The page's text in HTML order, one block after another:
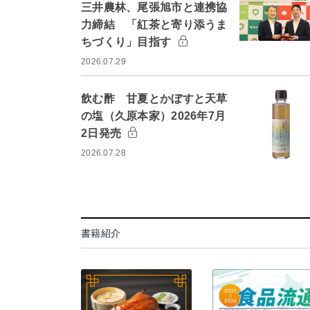
三井農林、尾張旭市と連携協
力締結 「紅茶と寄り添うま
ちづくり」目指す
2026.07.29
飲む酢 甘夏とかぼすと天草
の塩（久原本家）2026年7月
2日発売
2026.07.28
書籍紹介